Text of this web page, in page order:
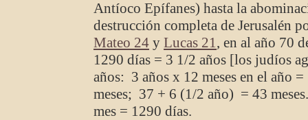
Antíoco Epífanes) hasta la
destrucción completa de Jerusalén
Mateo 24 y Lucas 21, en al año 70
1290 días = 3 1/2 años [los judíos
años: 3 años x 12 meses en el año
meses; 37 + 6 (1/2 año) = 43
mes = 1290 días.